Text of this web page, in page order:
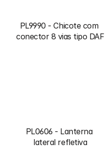
PL9990 - Chicote com
conector 8 vias tipo DAF
PL0606 - Lanterna
lateral refletiva